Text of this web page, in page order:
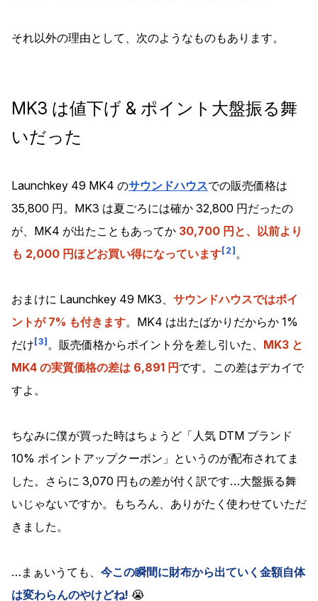
それ以外の理由として、次のようなものもあります。
MK3 は値下げ & ポイント大盤振る舞
いだった
Launchkey 49 MK4 のサウンドハウスでの販売価格は
35,800 円。MK3 は夏ごろには確か 32,800 円だったの
が、MK4 が出たこともあってか 30,700 円と、以前より
も 2,000 円ほどお買い得になっています 2 。
おまけに Launchkey 49 MK3、 サウンドハウスではポイ
ントが 7% も付きます。MK4 は出たばかりだからか 1%
だけ 3 。販売価格からポイント分を差し引いた、 MK3 と
MK4 の実質価格の差は 6,891 円 です。この差はデカイで
すよ。
ちなみに僕が買った時はちょうど「人気 DTM ブランド
10% ポイントアップクーポン」というのが配布されてま
した。さらに 3,070 円もの差が付く訳です…大盤振る舞
いじゃないですか。もちろん、ありがたく使わせていただ
きました。
…まぁいうても、 今この瞬間に財布から出ていく金額自体
は変わらんのやけどね! 😭